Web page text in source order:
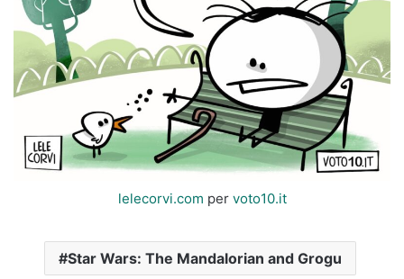
lelecorvi.com per voto10.it
Star Wars: The Mandalorian and Grogu